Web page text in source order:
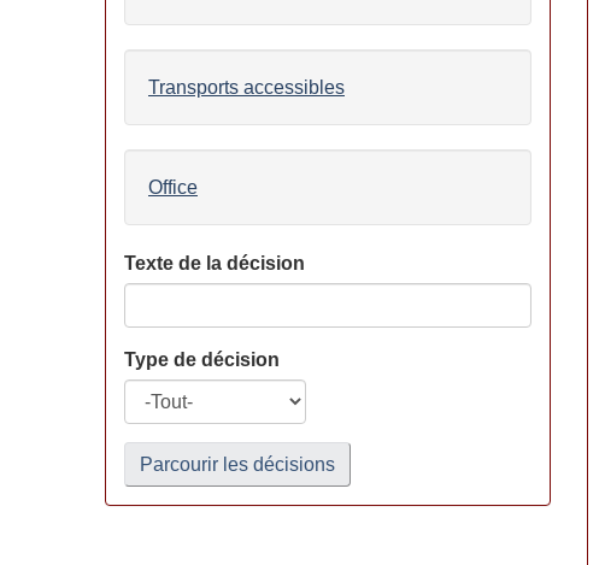
Transports accessibles
Office
Texte de la décision
Type de décision
Parcourir les décisions